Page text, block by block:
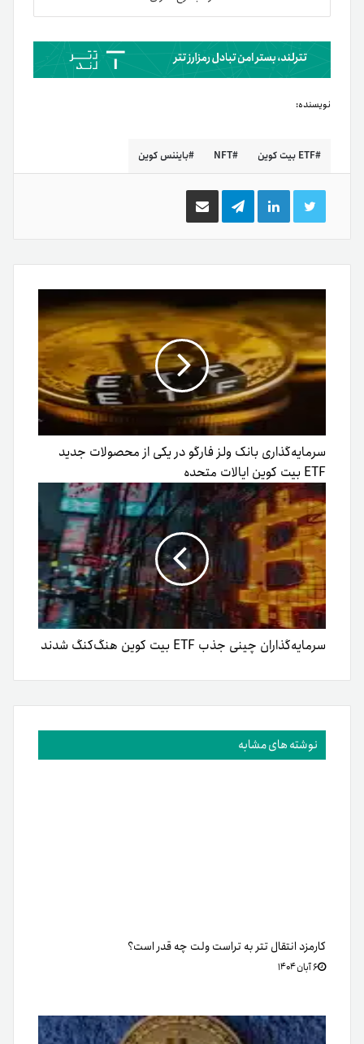
نویسنده:
ETF بیت کوین NFT بایننس کوین
توییتر لینکدینتلگرام اشتراک
گذاری
ایمیل
سرمایه‌گذاری بانک ولز فارگو در یکی از محصولات جدید
ETF بیت کوین ایالات متحده
سرمایه‌گذاران چینی جذب ETF بیت کوین هنگ‌کنگ شدند
نوشته های مشابه
کارمزد انتقال تتر به تراست ولت چه قدر است؟
۶ آبان ۱۴۰۴